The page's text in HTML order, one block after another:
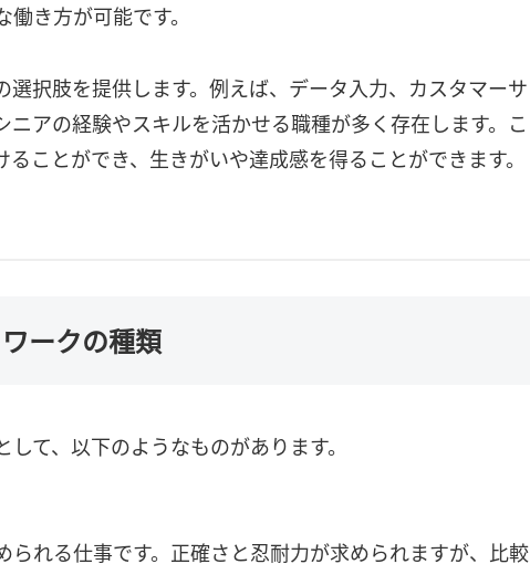
き方が可能です。
択肢を提供します。例えば、データ入力、カスタマーサ
アの経験やスキルを活かせる職種が多く存在します。こ
ことができ、生きがいや達成感を得ることができます。
ークの種類
て、以下のようなものがあります。
れる仕事です。正確さと忍耐力が求められますが、比較